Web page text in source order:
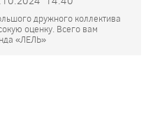
дружного коллектива
оценку. Всего вам
«ЛЕЛЬ»